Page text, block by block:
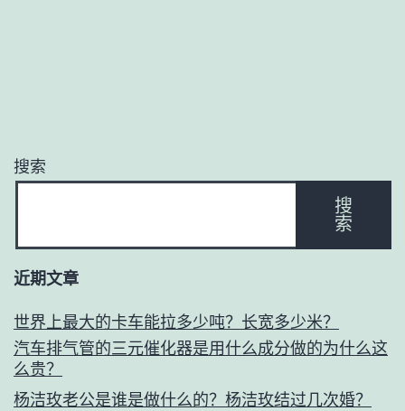
搜索
搜
索
近期文章
世界上最大的卡车能拉多少吨？长宽多少米？
汽车排气管的三元催化器是用什么成分做的为什么这
么贵？
杨洁玫老公是谁是做什么的？杨洁玫结过几次婚？